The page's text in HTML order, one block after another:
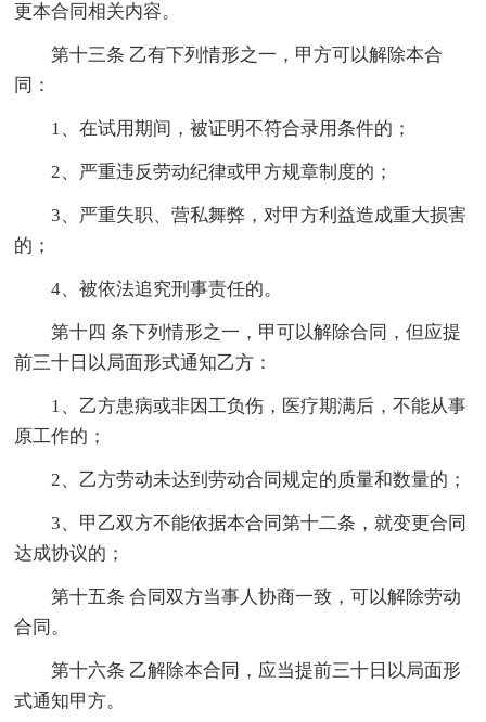
更本合同相关内容。
第十三条 乙有下列情形之一，甲方可以解除本合
同：
1、在试用期间，被证明不符合录用条件的；
2、严重违反劳动纪律或甲方规章制度的；
3、严重失职、营私舞弊，对甲方利益造成重大损害
的；
4、被依法追究刑事责任的。
第十四 条下列情形之一，甲可以解除合同，但应提
前三十日以局面形式通知乙方：
1、乙方患病或非因工负伤，医疗期满后，不能从事
原工作的；
2、乙方劳动未达到劳动合同规定的质量和数量的；
3、甲乙双方不能依据本合同第十二条，就变更合同
达成协议的；
第十五条 合同双方当事人协商一致，可以解除劳动
合同。
第十六条 乙解除本合同，应当提前三十日以局面形
式通知甲方。